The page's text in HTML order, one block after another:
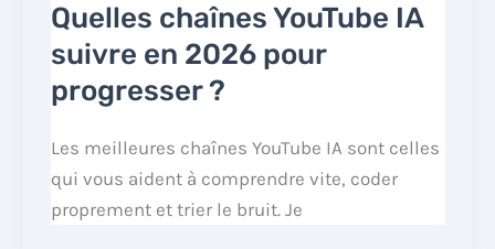
Quelles chaînes YouTube IA
suivre en 2026 pour
progresser ?
Les meilleures chaînes YouTube IA sont celles
qui vous aident à comprendre vite, coder
proprement et trier le bruit. Je